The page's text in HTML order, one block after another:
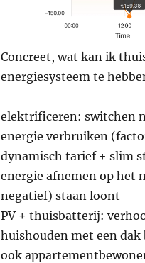
Concreet, wat kan ik
energiesysteem te
elektrificeren: switchen
energie verbruiken
dynamisch tarief + slim
energie afnemen op het
negatief) staan loont
PV + thuisbatterij:
huishouden met een
ook